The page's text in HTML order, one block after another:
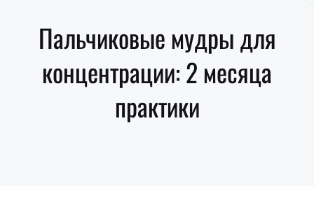
Пальчиковые мудры для
концентрации: 2 месяца
практики